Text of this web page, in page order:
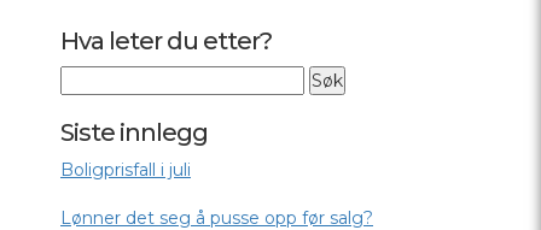
Hva leter du etter?
Siste innlegg
Boligprisfall i juli
Lønner det seg å pusse opp før salg?